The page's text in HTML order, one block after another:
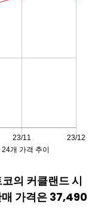
의 커클랜드 시
가격은 37,490